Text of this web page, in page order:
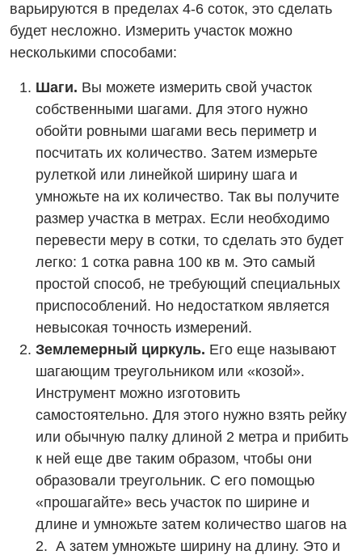
варьируются в пределах 4-6 соток, это сделать
будет несложно. Измерить участок можно
несколькими способами:
Шаги. Вы можете измерить свой участок
собственными шагами. Для этого нужно
обойти ровными шагами весь периметр и
посчитать их количество. Затем измерьте
рулеткой или линейкой ширину шага и
умножьте на их количество. Так вы получите
размер участка в метрах. Если необходимо
перевести меру в сотки, то сделать это будет
легко: 1 сотка равна 100 кв м. Это самый
простой способ, не требующий специальных
приспособлений. Но недостатком является
невысокая точность измерений.
Землемерный циркуль. Его еще называют
шагающим треугольником или «козой».
Инструмент можно изготовить
самостоятельно. Для этого нужно взять рейку
или обычную палку длиной 2 метра и прибить
к ней еще две таким образом, чтобы они
образовали треугольник. С его помощью
«прошагайте» весь участок по ширине и
длине и умножьте затем количество шагов на
2. А затем умножьте ширину на длину. Это и